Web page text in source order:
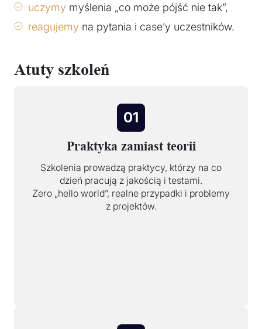
uczymy myślenia „co może pójść nie tak”,
reagujemy na pytania i case’y uczestników.
Atuty szkoleń
01
Praktyka zamiast teorii
Szkolenia prowadzą praktycy, którzy na co
dzień pracują z jakością i testami.
Zero „hello world”, realne przypadki i problemy
z projektów.